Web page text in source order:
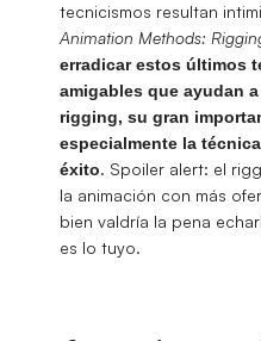
tecnicismos resultan
Animation Methods:
erradicar estos últimos
amigables que ayudan
rigging, su gran
especialmente la
éxito. Spoiler alert: el
la animación con más
bien valdría la pena
es lo tuyo.